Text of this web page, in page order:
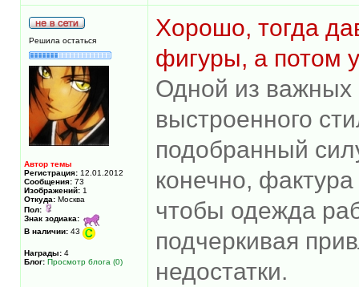
Решила остаться
Автор темы
Регистрация: 12.01.2012
Сообщения: 73
Изображений: 1
Откуда: Москва
Пол:
Знак зодиака:
В наличии: 43
Награды: 4
Блог: Просмотр блога (0)
Хорошо, тогда
фигуры, а потом
Одной из важных
выстроенного
подобранный
конечно,
чтобы одежда
подчеркивая
недостатки.